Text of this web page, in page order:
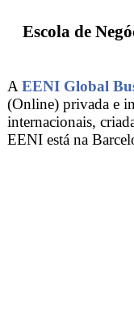
Escola de
AEENI Global
(Online) privada e
internacionais,
EENI está na